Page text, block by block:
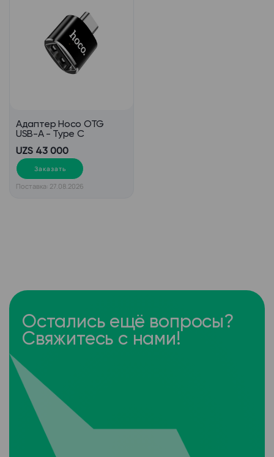
Адаптер Hoco OTG
USB-A - Type C
UZS 43 000
Заказать
Поставка: 27.08.2026
Остались ещё вопросы?
Свяжитесь с нами!